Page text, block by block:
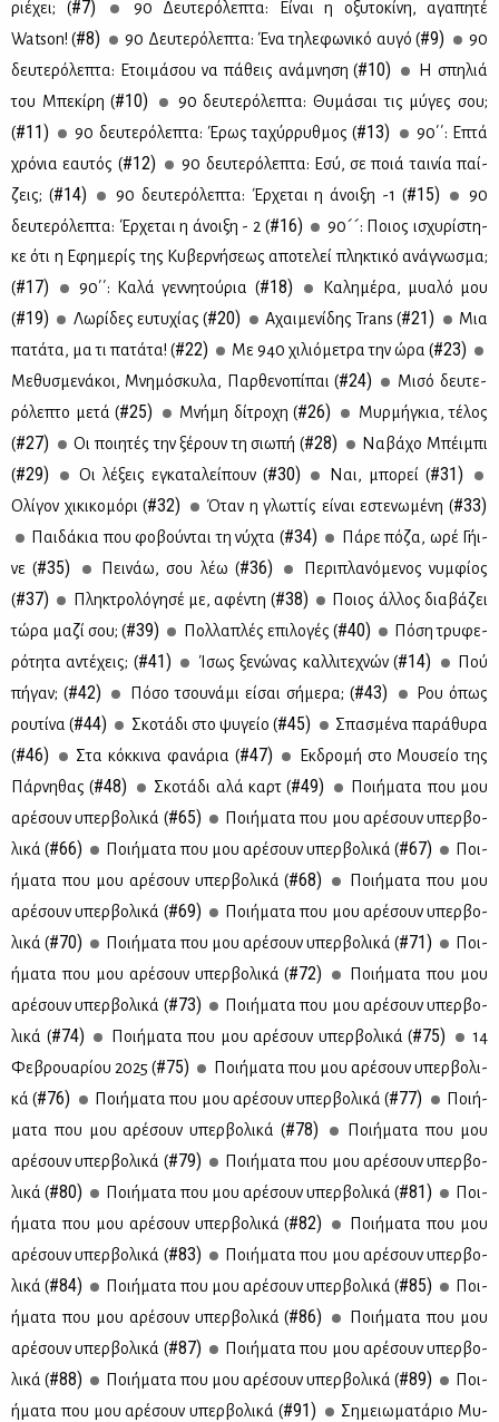
ριέ­χει; (#7)
90 Δευ­τε­ρό­λε­πτα: Εί­ναι η οξυ­το­κί­νη, αγα­πη­τέ
Watson! (#8) 90 Δευ­τε­ρό­λε­πτα: Ένα τη­λε­φω­νι­κό αυ­γό (#9)
90
δευ­τε­ρό­λε­πτα: Ετοι­μά­σου να πά­θεις ανά­μνη­ση (#10)
Η σπη­λιά
του Μπε­κί­ρη (#10)
90 δευ­τε­ρό­λε­πτα: Θυ­μά­σαι τις μύ­γες σου;
(#11) 90 δευ­τε­ρό­λε­πτα: Έρως τα­χύρ­ρυθ­μος (#13)
90΄΄: Επτά
χρό­νια εαυ­τός (#12)
90 δευ­τε­ρό­λε­πτα: Εσύ, σε ποιά ται­νία παί­
ζεις; (#14) 90 δευ­τε­ρό­λε­πτα: Έρ­χε­ται η άνοι­ξη -1 (#15)
90
δευ­τε­ρό­λε­πτα: Έρ­χε­ται η άνοι­ξη - 2 (#16)
90´´: Ποιος ισχυ­ρί­στη­
κε ότι η Εφη­με­ρίς της Κυ­βερ­νή­σε­ως απο­τε­λεί πλη­κτι­κό ανά­γνω­σμα;
(#17) 90΄΄: Κα­λά γεν­νη­τού­ρια (#18)
Κα­λη­μέ­ρα, μυα­λό μου
(#19) Λω­ρί­δες ευ­τυ­χί­ας (#20) Αχαι­με­νί­δης Trans (#21)
Μια
πα­τά­τα, μα τι πα­τά­τα! (#22) Mε 940 χι­λιό­με­τρα την ώρα (#23)
Με­θυ­σμε­νά­κοι, Μνη­μό­σκυ­λα, Παρ­θε­νο­πί­παι (#24)
Μι­σό δευ­τε­
ρό­λε­πτο με­τά (#25) Mνή­μη δί­τρο­χη (#26)
Μυρ­μή­γκια, τέ­λος
(#27) Οι ποι­η­τές την ξέ­ρουν τη σιω­πή (#28)
Να­βά­χο Μπέι­μπι
(#29) Οι λέ­ξεις εγκα­τα­λεί­πουν (#30) Ναι, μπο­ρεί (#31)
Ολί­γον χι­κι­κο­μό­ρι (#32) Όταν η γλωτ­τίς εί­ναι εστε­νω­μέ­νη (#33)
Παι­δά­κια που φο­βού­νται τη νύ­χτα (#34)
Πά­ρε πό­ζα, ωρέ Γή­ι­
νε (#35) Πει­νάω, σου λέω (#36)
Πε­ρι­πλα­νό­με­νος νυμ­φί­ος
(#37) Πλη­κτρο­λό­γη­σέ με, αφέ­ντη (#38)
Ποιος άλ­λος δια­βά­ζει
τώ­ρα μα­ζί σου; (#39) Πολ­λα­πλές επι­λο­γές (#40)
Πό­ση τρυ­φε­
ρό­τη­τα αντέ­χεις; (#41) Ίσως ξε­νώ­νας καλ­λι­τε­χνών (#14)
Πού
πή­γαν; (#42) Πό­σο τσου­νά­μι εί­σαι σή­με­ρα; (#43)
Ρου όπως
ρου­τί­να (#44) Σκο­τά­δι στο ψυ­γείο (#45)
Σπα­σμέ­να πα­ρά­θυ­ρα
(#46) Στα κόκ­κι­να φα­νά­ρια (#47)
Εκ­δρο­μή στο Μου­σείο της
Πάρ­νη­θας (#48) Σκο­τά­δι αλά καρτ (#49)
Ποι­ή­μα­τα που μου
αρέ­σουν υπερ­βο­λι­κά (#65)
Ποι­ή­μα­τα που μου αρέ­σουν υπερ­βο­
λι­κά (#66) Ποι­ή­μα­τα που μου αρέ­σουν υπερ­βο­λι­κά (#67)
Ποι­
ή­μα­τα που μου αρέ­σουν υπερ­βο­λι­κά (#68)
Ποι­ή­μα­τα που μου
αρέ­σουν υπερ­βο­λι­κά (#69)
Ποι­ή­μα­τα που μου αρέ­σουν υπερ­βο­
λι­κά (#70) Ποι­ή­μα­τα που μου αρέ­σουν υπερ­βο­λι­κά (#71)
Ποι­
ή­μα­τα που μου αρέ­σουν υπερ­βο­λι­κά (#72)
Ποι­ή­μα­τα που μου
αρέ­σουν υπερ­βο­λι­κά (#73)
Ποι­ή­μα­τα που μου αρέ­σουν υπερ­βο­
λι­κά (#74) Ποι­ή­μα­τα που μου αρέ­σουν υπερ­βο­λι­κά (#75)
14
Φε­βρουα­ρί­ου 2025 (#75)
Ποι­ή­μα­τα που μου αρέ­σουν υπερ­βο­λι­
κά (#76) Ποι­ή­μα­τα που μου αρέ­σουν υπερ­βο­λι­κά (#77)
Ποι­ή­
μα­τα που μου αρέ­σουν υπερ­βο­λι­κά (#78)
Ποι­ή­μα­τα που μου
αρέ­σουν υπερ­βο­λι­κά (#79)
Ποι­ή­μα­τα που μου αρέ­σουν υπερ­βο­
λι­κά (#80) Ποι­ή­μα­τα που μου αρέ­σουν υπερ­βο­λι­κά (#81)
Ποι­
ή­μα­τα που μου αρέ­σουν υπερ­βο­λι­κά (#82)
Ποι­ή­μα­τα που μου
αρέ­σουν υπερ­βο­λι­κά (#83)
Ποι­ή­μα­τα που μου αρέ­σουν υπερ­βο­
λι­κά (#84) Ποι­ή­μα­τα που μου αρέ­σουν υπερ­βο­λι­κά (#85)
Ποι­
ή­μα­τα που μου αρέ­σουν υπερ­βο­λι­κά (#86)
Ποι­ή­μα­τα που μου
αρέ­σουν υπερ­βο­λι­κά (#87)
Ποι­ή­μα­τα που μου αρέ­σουν υπερ­βο­
λι­κά (#88) Ποι­ή­μα­τα που μου αρέ­σουν υπερ­βο­λι­κά (#89)
Ποι­
ή­μα­τα που μου αρέ­σουν υπερ­βο­λι­κά (#91)
Ση­μειω­μα­τά­ριο Μυ­